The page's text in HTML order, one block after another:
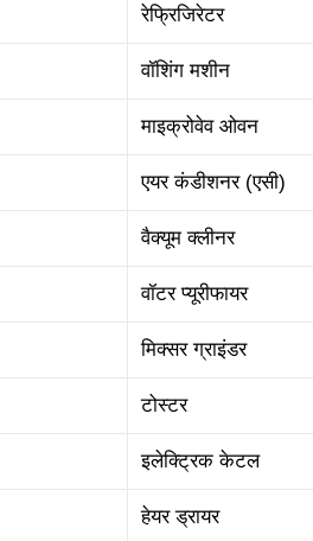
रेफ्रिजिरेटर
वॉशिंग मशीन
माइक्रोवेव ओवन
एयर कंडीशनर (एसी)
वैक्यूम क्लीनर
वॉटर प्यूरीफायर
मिक्सर ग्राइंडर
टोस्टर
इलेक्ट्रिक केटल
हेयर ड्रायर